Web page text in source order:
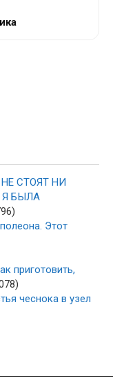
СТОЯТ НИ
Я БЫЛА
Этот
приготовить,
чеснока в узел